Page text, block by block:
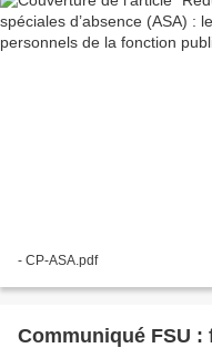
- CP-ASA.pdf
Communiqué FSU